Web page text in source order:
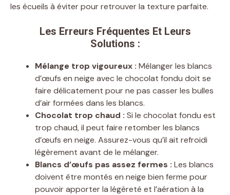
les écueils à éviter pour retrouver la texture parfaite.
Les Erreurs Fréquentes Et Leurs
Solutions :
Mélange trop vigoureux : Mélanger les blancs
d’œufs en neige avec le chocolat fondu doit se
faire délicatement pour ne pas casser les bulles
d’air formées dans les blancs.
Chocolat trop chaud : Si le chocolat fondu est
trop chaud, il peut faire retomber les blancs
d’œufs en neige. Assurez-vous qu’il ait refroidi
légèrement avant de le mélanger.
Blancs d’œufs pas assez fermes : Les blancs
doivent être montés en neige bien ferme pour
pouvoir apporter la légèreté et l’aération à la